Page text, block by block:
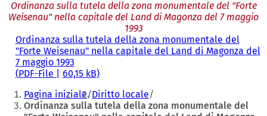
Ordinanza sulla tutela della zona monumentale del "Forte
Weisenau" nella capitale del Land di Magonza del 7 maggio
1993
Ordinanza sulla tutela della zona monumentale del
"Forte Weisenau" nella capitale del Land di Magonza del
7 maggio 1993
PDF-File 60,15 kB
Siete
qui:
Pagina iniziale Diritto locale
Ordinanza sulla tutela della zona monumentale del